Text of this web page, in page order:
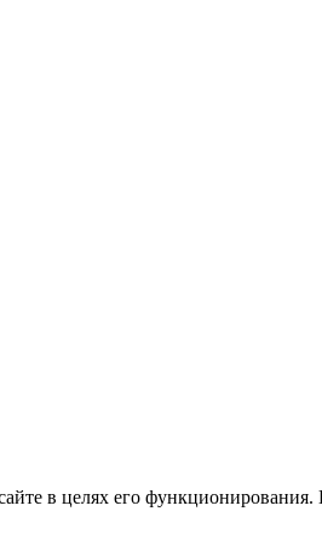
в целях его функционирования.